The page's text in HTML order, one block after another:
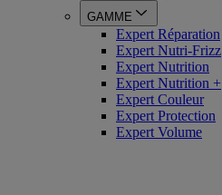
GAMME
Expert Réparation
Expert Nutri-Frizz
Expert Nutrition
Expert Nutrition +
Expert Couleur
Expert Protection
Expert Volume